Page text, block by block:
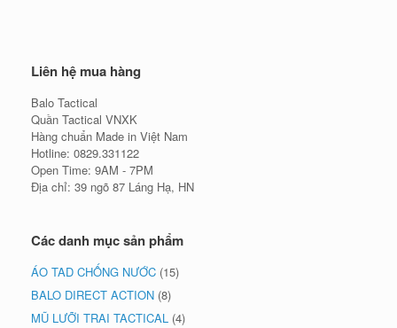
Liên hệ mua hàng
Balo Tactical
Quần Tactical VNXK
Hàng chuẩn Made in Việt Nam
Hotline: 0829.331122
Open Time: 9AM - 7PM
Địa chỉ: 39 ngõ 87 Láng Hạ, HN
Các danh mục sản phẩm
ÁO TAD CHỐNG NƯỚC (15)
BALO DIRECT ACTION (8)
MŨ LƯỠI TRAI TACTICAL (4)